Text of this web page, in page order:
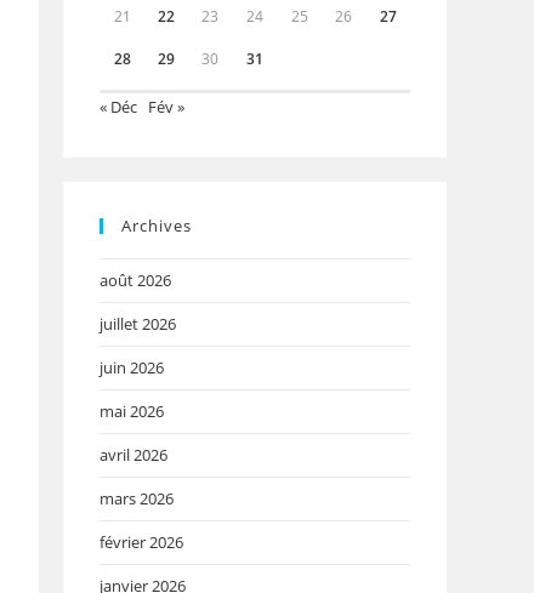
21 22 23 24 25 26 27
28 29 30 31
« Déc Fév »
Archives
août 2026
juillet 2026
juin 2026
mai 2026
avril 2026
mars 2026
février 2026
janvier 2026